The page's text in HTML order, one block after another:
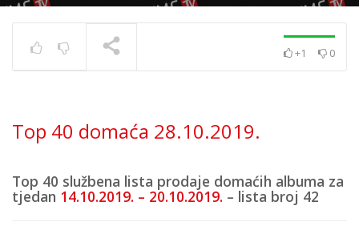
+1 0
Top 40 domaća 28.10.2019.
Top 40 službena lista prodaje domaćih albuma za
tjedan 14.10.2019. – 20.10.2019. – lista broj 42